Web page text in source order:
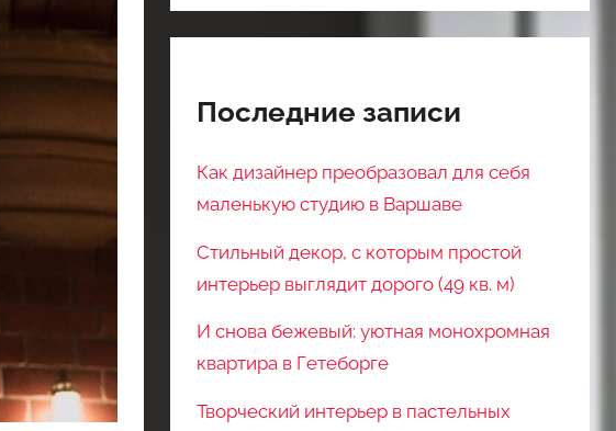
Последние записи
Как дизайнер преобразовал для себя
маленькую студию в Варшаве
Стильный декор, с которым простой
интерьер выглядит дорого (49 кв. м)
И снова бежевый: уютная монохромная
квартира в Гетеборге
Творческий интерьер в пастельных